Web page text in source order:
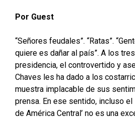
Por Guest
“Señores feudales”. “Ratas”.
quiere es dañar al país”. A los
presidencia, el controvertido y
Chaves les ha dado a los
muestra implacable de sus
prensa. En ese sentido, incluso el
de América Central’ no es una